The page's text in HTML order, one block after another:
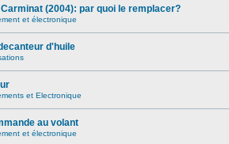
(2004): par quoi le remplacer?
et électronique
d'huile
et Electronique
au volant
et électronique